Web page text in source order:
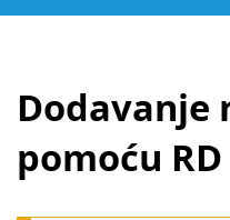
Dodavanje
pomoću